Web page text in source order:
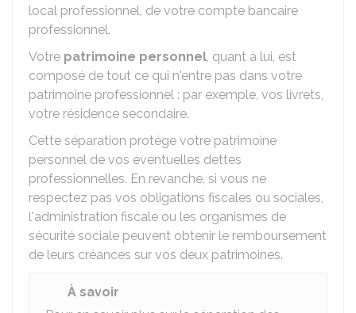
local professionnel, de votre compte bancaire
professionnel.
Votre patrimoine personnel, quant à lui, est
composé de tout ce qui n'entre pas dans votre
patrimoine professionnel : par exemple, vos livrets,
votre résidence secondaire.
Cette séparation protège votre patrimoine
personnel de vos éventuelles dettes
professionnelles. En revanche, si vous ne
respectez pas vos obligations fiscales ou sociales,
l'administration fiscale ou les organismes de
sécurité sociale peuvent obtenir le remboursement
de leurs créances sur vos deux patrimoines.
À savoir